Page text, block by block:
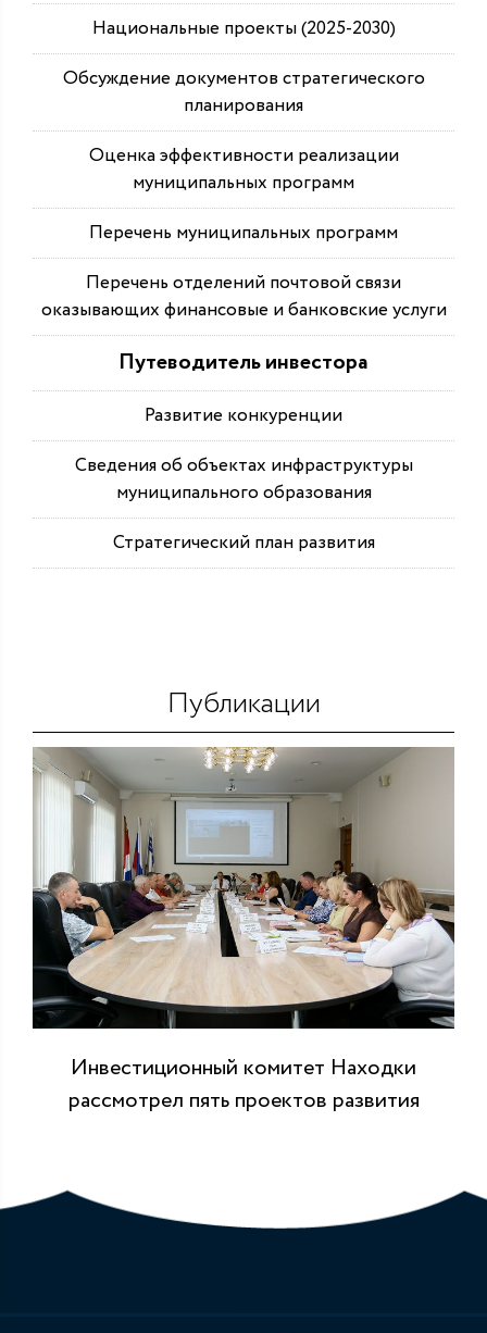
Национальные проекты (2025-2030)
Обсуждение документов стратегического
планирования
Оценка эффективности реализации
муниципальных программ
Перечень муниципальных программ
Перечень отделений почтовой связи
оказывающих финансовые и банковские услуги
Путеводитель инвестора
Развитие конкуренции
Сведения об объектах инфраструктуры
муниципального образования
Стратегический план развития
Публикации
Инвестиционный комитет Находки
рассмотрел пять проектов развития